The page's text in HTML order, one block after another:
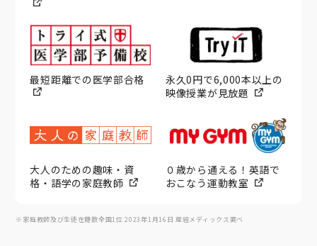
最短距離での医学部合格
永久0円で6,000本以上の
映像授業が見放題
大人のための趣味・資
格・語学の家庭教師
０歳から通える！英語で
おこなう運動教室
※家庭教師及び生徒在籍数全国1位 2023年1月16日 産經メディックス調べ